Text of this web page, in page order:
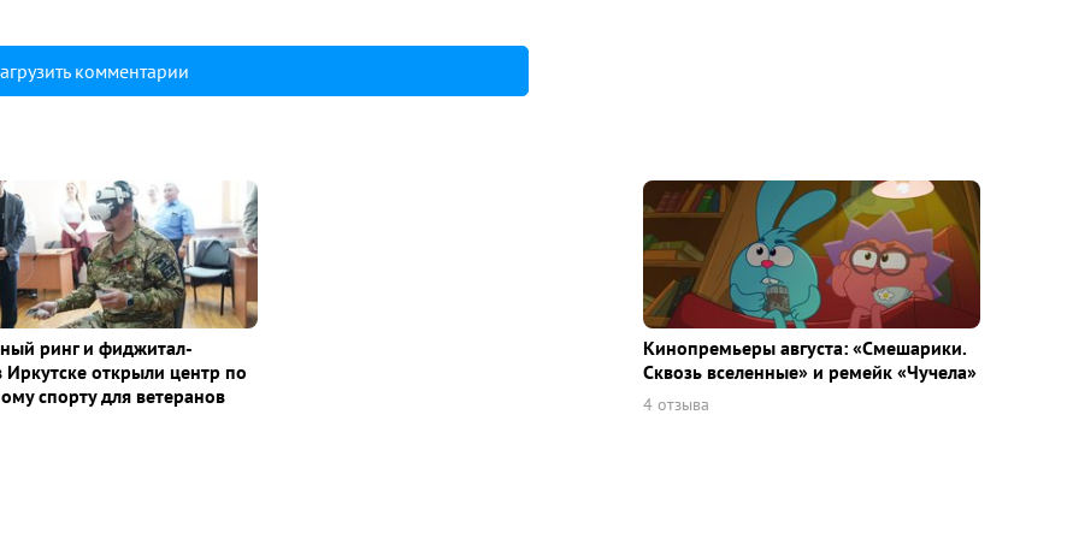
комментарии
ринг и фиджитал-
Иркутске открыли центр по
спорту для ветеранов
Кинопремьеры августа: «Смешарики.
Сквозь вселенные» и ремейк «Чучела»
4 отзыва